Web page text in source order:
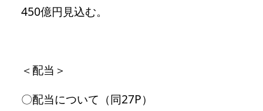
450億円見込む。
＜配当＞
〇配当について（同27P）